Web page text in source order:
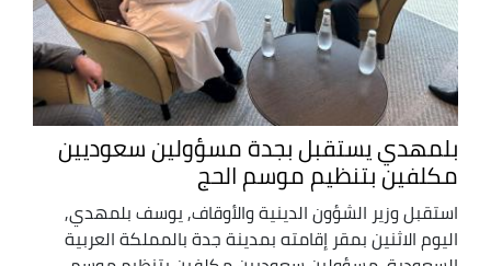
بلمهدي يستقبل بجدة مسؤولين سعوديين
مكلفين بتنظيم موسم الحج
استقبل وزير الشؤون الدينية والأوقاف, يوسف بلمهدي,
اليوم الاثنين بمقر إقامته بمدينة جدة بالمملكة العربية